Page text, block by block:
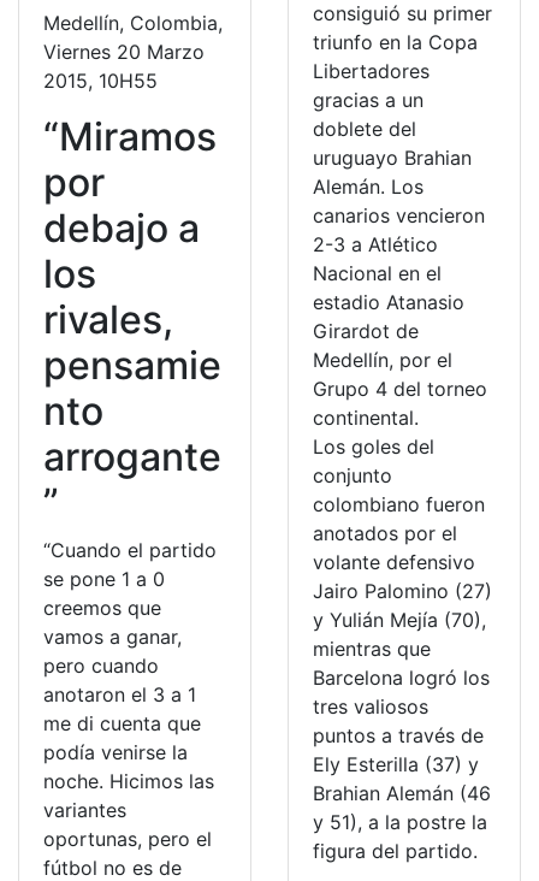
Medellín, Colombia,
Viernes 20 Marzo
2015, 10H55
“Miramos
por
debajo a
los
rivales,
pensamie
nto
arrogante
”
“Cuando el partido
se pone 1 a 0
creemos que
vamos a ganar,
pero cuando
anotaron el 3 a 1
me di cuenta que
podía venirse la
noche. Hicimos las
variantes
oportunas, pero el
fútbol no es de
consiguió su primer
triunfo en la Copa
Libertadores
gracias a un
doblete del
uruguayo Brahian
Alemán. Los
canarios vencieron
2-3 a Atlético
Nacional en el
estadio Atanasio
Girardot de
Medellín, por el
Grupo 4 del torneo
continental.
Los goles del
conjunto
colombiano fueron
anotados por el
volante defensivo
Jairo Palomino (27)
y Yulián Mejía (70),
mientras que
Barcelona logró los
tres valiosos
puntos a través de
Ely Esterilla (37) y
Brahian Alemán (46
y 51), a la postre la
figura del partido.